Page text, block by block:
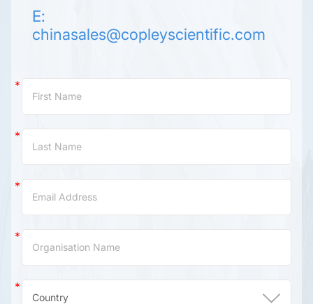
E:
chinasales@copleyscientific.com
Us
(China)